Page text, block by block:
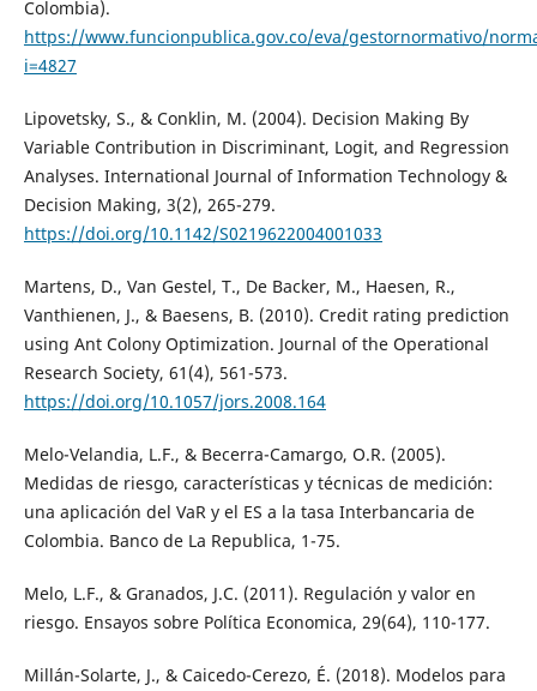
Colombia).
https://www.funcionpublica.gov.co/eva/gestornormativo/
i=4827
Lipovetsky, S., & Conklin, M. (2004). Decision Making By
Variable Contribution in Discriminant, Logit, and Regression
Analyses. International Journal of Information Technology &
Decision Making, 3(2), 265-279.
https://doi.org/10.1142/S0219622004001033
Martens, D., Van Gestel, T., De Backer, M., Haesen, R.,
Vanthienen, J., & Baesens, B. (2010). Credit rating prediction
using Ant Colony Optimization. Journal of the Operational
Research Society, 61(4), 561-573.
https://doi.org/10.1057/jors.2008.164
Melo-Velandia, L.F., & Becerra-Camargo, O.R. (2005).
Medidas de riesgo, características y técnicas de medición:
una aplicación del VaR y el ES a la tasa Interbancaria de
Colombia. Banco de La Republica, 1-75.
Melo, L.F., & Granados, J.C. (2011). Regulación y valor en
riesgo. Ensayos sobre Política Economica, 29(64), 110-177.
Millán-Solarte, J., & Caicedo-Cerezo, É. (2018). Modelos para